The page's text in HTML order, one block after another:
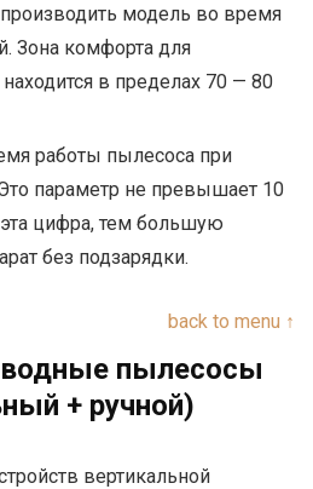
модель во время
Зона комфорта для
в пределах 70 — 80
работы пылесоса при
параметр не превышает 10
цифра, тем большую
без подзарядки.
back to menu ↑
пылесосы
+ ручной)
вертикальной